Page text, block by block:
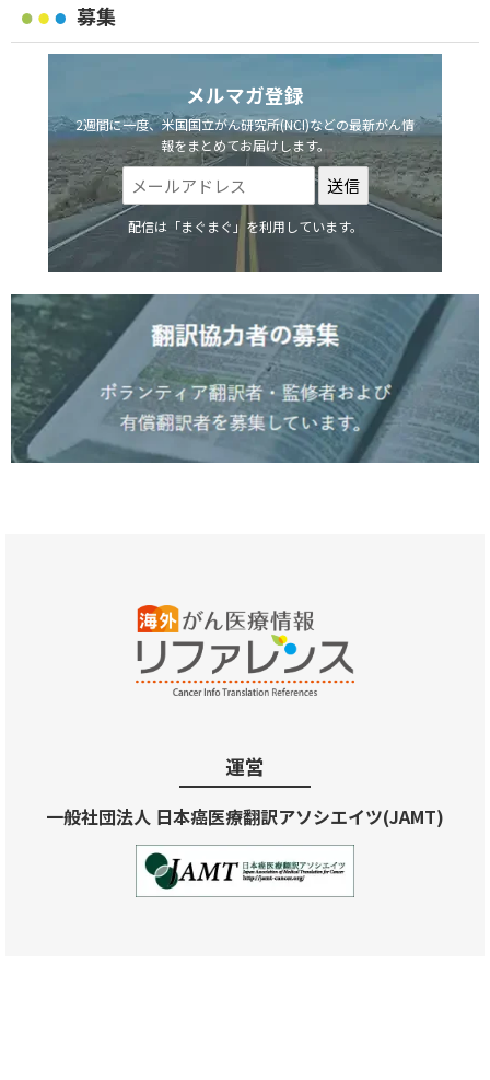
募集
メルマガ登録
2週間に一度、米国国立がん研究所(NCI)などの最新がん情
報をまとめてお届けします。
配信は「まぐまぐ」を利用しています。
運営
一般社団法人 日本癌医療翻訳アソシエイツ(JAMT)